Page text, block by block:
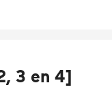
3 en 4]